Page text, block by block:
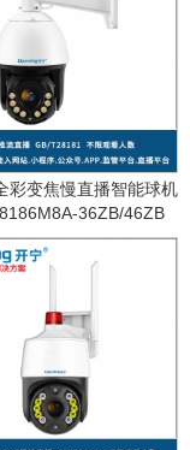
彩变焦慢直播智能球机
36ZB/46ZB